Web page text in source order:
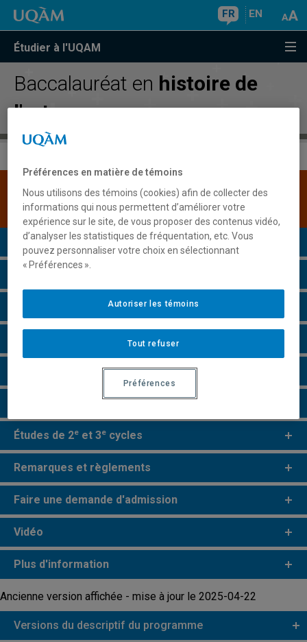
FR EN
Étudier à l'UQAM
Baccalauréat en histoire de
l'art
Une version plus récente de ce programme est
disponible.Cliquez ici pour la consulter.
Présentation du programme
Cours à suivre et horaires
Grille de cheminement
Perspectives professionnelles
Études de 2e et 3e cycles
Remarques et règlements
Faire une demande d'admission
Vidéo
Plus d'information
Ancienne version affichée - mise à jour le 2025-04-22
Versions du descriptif du programme
Préférences en matière de témoins
Nous utilisons des témoins (cookies) afin de collecter des
informations qui nous permettent d’améliorer votre
expérience sur le site, de vous proposer des contenus vidéo,
d’analyser les statistiques de fréquentation, etc. Vous
pouvez personnaliser votre choix en sélectionnant
« Préférences ».
Tout refuser
Autoriser les témoins
Préférences